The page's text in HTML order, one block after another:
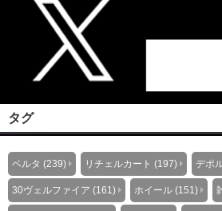
タグ
ベルタ (239) リチェルカート (197) デポ
30ヴェルファイア (161) ホイール (151)